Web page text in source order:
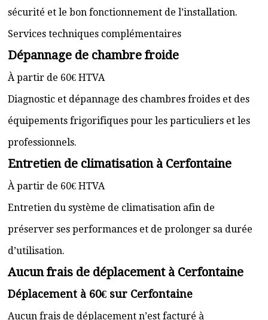
sécurité et le bon fonctionnement de l’installation.
Services techniques complémentaires
Dépannage de chambre froide
À partir de 60€ HTVA
Diagnostic et dépannage des chambres froides et des
équipements frigorifiques pour les particuliers et les
professionnels.
Entretien de climatisation à Cerfontaine
À partir de 60€ HTVA
Entretien du système de climatisation afin de
préserver ses performances et de prolonger sa durée
d’utilisation.
Aucun frais de déplacement à Cerfontaine
Déplacement à 60€ sur Cerfontaine
Aucun frais de déplacement n’est facturé à